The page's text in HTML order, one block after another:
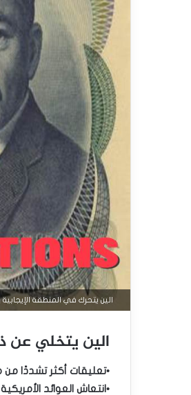
الين يتحرك في المنطقة
الين يتخلي عن ذروة 5 أسابيع بسبب عمليات
•تعليقات أكثر تشددًا من
•انتعاش العوائد